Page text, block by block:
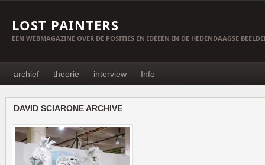
LOST PAINTERS
EEN WEBMAGAZINE OVER DE POSITIES EN IDEEËN IN DE HEDENDAAGSE
archief theorie interview Info
DAVID SCIARONE ARCHIVE